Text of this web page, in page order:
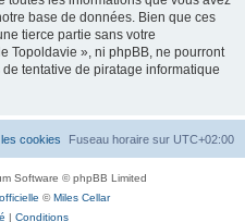
base de données. Bien que ces
tierce partie sans votre
Topoldavie », ni phpBB, ne pourront
tentative de piratage informatique
Fuseau horaire sur UTC+02:00
cookies
Software © phpBB Limited
©Miles Cellar
| Conditions